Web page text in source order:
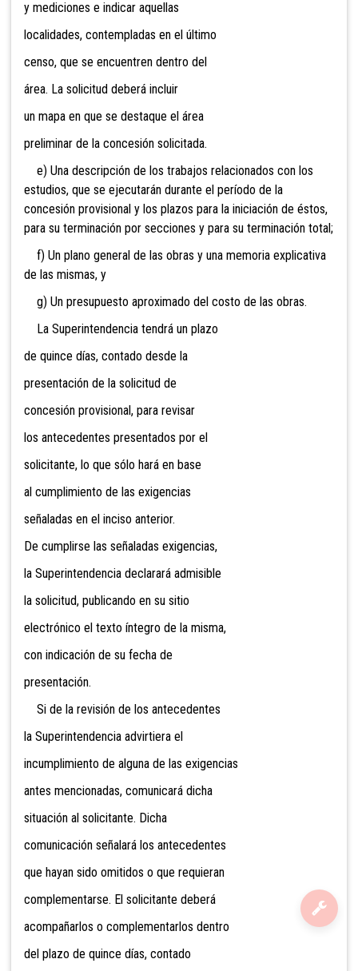
y mediciones e indicar aquellas
localidades, contempladas en el último
censo, que se encuentren dentro del
área. La solicitud deberá incluir
un mapa en que se destaque el área
preliminar de la concesión solicitada.
e) Una descripción de los trabajos relacionados con los
estudios, que se ejecutarán durante el período de la
concesión provisional y los plazos para la iniciación de éstos,
para su terminación por secciones y para su terminación total;
f) Un plano general de las obras y una memoria explicativa
de las mismas, y
g) Un presupuesto aproximado del costo de las obras.
La Superintendencia tendrá un plazo
de quince días, contado desde la
presentación de la solicitud de
concesión provisional, para revisar
los antecedentes presentados por el
solicitante, lo que sólo hará en base
al cumplimiento de las exigencias
señaladas en el inciso anterior.
De cumplirse las señaladas exigencias,
la Superintendencia declarará admisible
la solicitud, publicando en su sitio
electrónico el texto íntegro de la misma,
con indicación de su fecha de
presentación.
Si de la revisión de los antecedentes
la Superintendencia advirtiera el
incumplimiento de alguna de las exigencias
antes mencionadas, comunicará dicha
situación al solicitante. Dicha
comunicación señalará los antecedentes
que hayan sido omitidos o que requieran
complementarse. El solicitante deberá
acompañarlos o complementarlos dentro
del plazo de quince días, contado